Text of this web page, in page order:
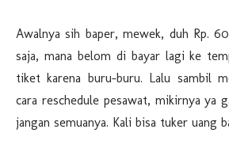
Awalnya sih baper, mewek, duh Rp.
saja, mana belom di bayar lagi ke
tiket karena buru-buru. Lalu sambil
cara reschedule pesawat, mikirnya ya
jangan semuanya. Kali bisa tuker uang